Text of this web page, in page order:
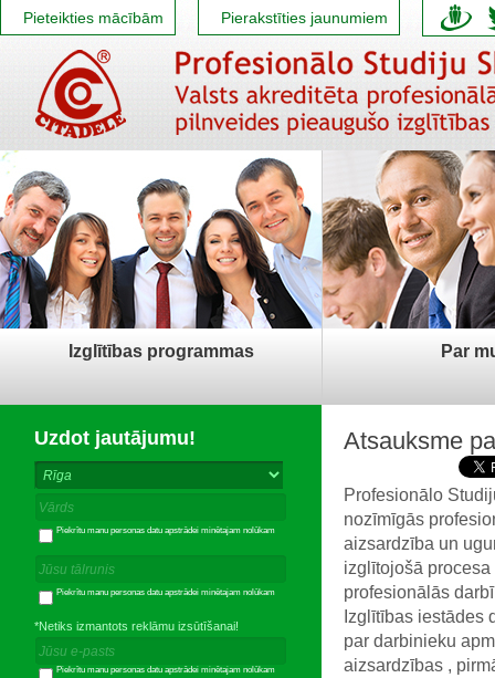
Pieteikties mācībām Pierakstīties jaunumiem
Izglītības programmas Par
Uzdot jautājumu!
Piekrītu manu personas datu apstrādei minētajam nolūkam
Piekrītu manu personas datu apstrādei minētajam nolūkam
*Netiks izmantots reklāmu izsūtīšanai!
Piekrītu manu personas datu apstrādei minētajam nolūkam
Atsauksme
Profesionālo
nozīmīgās
aizsardzība un
izglītojošā
profesionālās
Izglītības iestādes
par darbinieku
aizsardzības ,